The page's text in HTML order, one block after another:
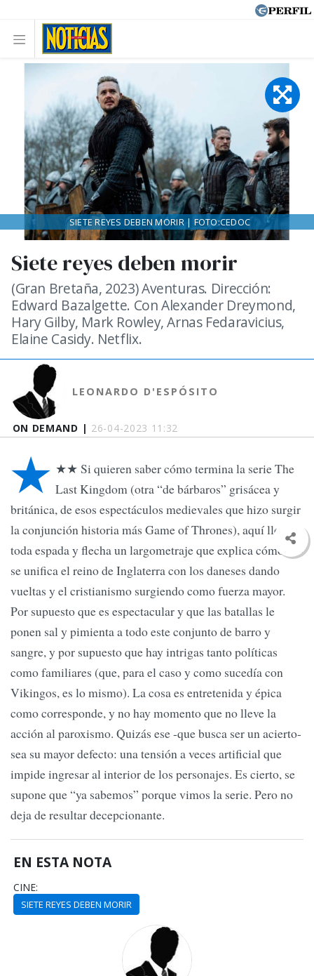
ON DEMAND | 26-04-2023 11:32
Siete reyes deben morir
(Gran Bretaña, 2023) Aventuras. Dirección:
Edward Bazalgette. Con Alexander Dreymond,
Hary Gilby, Mark Rowley, Arnas Fedaravicius,
Elaine Casidy. Netflix.
LEONARDO D'ESPÓSITO
SIETE REYES DEBEN MORIR | FOTO:CEDOC
★ ★★ Si quieren saber cómo termina la serie The
Last Kingdom (otra “de bárbaros” grisácea y
británica, de esos espectáculos medievales que hizo surgir
la conjunción historia más Game of Thrones), aquí llega a
toda espada y flecha un largometraje que explica cómo -si-
se unifica el reino de Inglaterra con los daneses dando
vueltas y el cristianismo surgiendo como fuerza mayor.
Por supuesto que es espectacular y que las batallas le
ponen sal y pimienta a todo este conjunto de barro y
sangre, y por supuesto que hay intrigas tanto políticas
como familiares (que, para el caso y como sucedía con
Vikingos, es lo mismo). La cosa es entretenida y épica
como corresponde, y no hay momento que no lleve la
acción al paroxismo. Quizás ese -que busca ser un acierto-
sea su mayor defecto: una tensión a veces artificial que
impide ingresar al interior de los personajes. Es cierto, se
supone que “ya sabemos” porque vimos la serie. Pero no
deja de resultar decepcionante.
EN ESTA NOTA
CINE:
SIETE REYES DEBEN MORIR